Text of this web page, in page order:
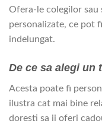
Ofera-le colegilor
personalizate, ce pot
indelungat.
De ce sa alegi un
Acesta poate fi
ilustra cat mai bine
doresti sa ii oferi